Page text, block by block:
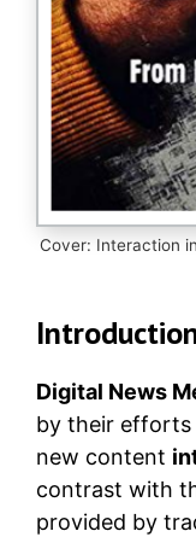
Cover: Interaction
Digital News
by their efforts
new content
contrast with
provided by